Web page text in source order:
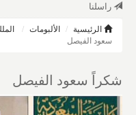
راسلنا
الرئيسية الألبومات
سعود الفيصل
شكراً سعود الفيصل